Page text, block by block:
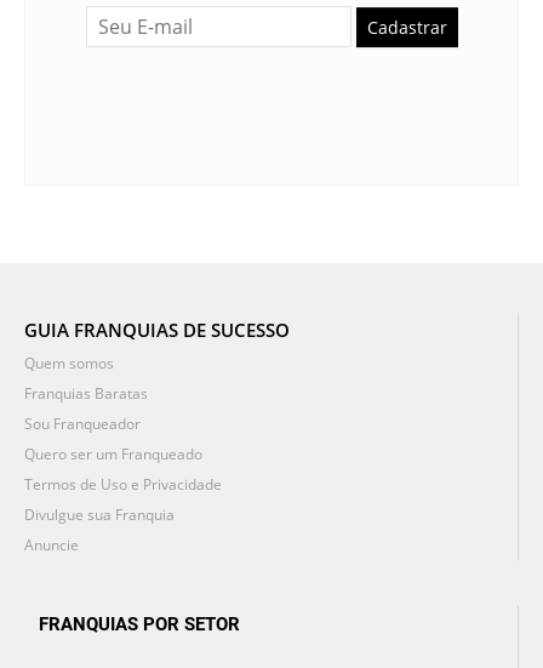
Cadastrar
GUIA FRANQUIAS DE SUCESSO
Quem somos
Franquias Baratas
Sou Franqueador
Quero ser um Franqueado
Termos de Uso e Privacidade
Divulgue sua Franquia
Anuncie
FRANQUIAS POR SETOR